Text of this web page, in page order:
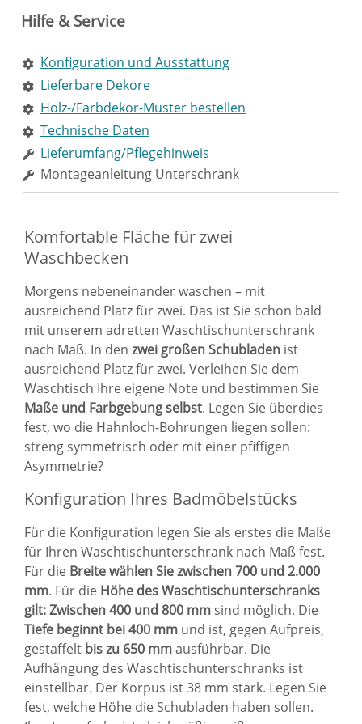
Komfortable Fläche für zwei
Waschbecken
Morgens nebeneinander waschen – mit
ausreichend Platz für zwei. Das ist Sie schon bald
mit unserem adretten Waschtischunterschrank
nach Maß. In den zwei großen Schubladen ist
ausreichend Platz für zwei. Verleihen Sie dem
Waschtisch Ihre eigene Note und bestimmen Sie
Maße und Farbgebung selbst. Legen Sie überdies
fest, wo die Hahnloch-Bohrungen liegen sollen:
streng symmetrisch oder mit einer pfiffigen
Asymmetrie?
Konfiguration Ihres Badmöbelstücks
Für die Konfiguration legen Sie als erstes die Maße
für Ihren Waschtischunterschrank nach Maß fest.
Für die Breite wählen Sie zwischen 700 und 2.000
mm. Für die Höhe des Waschtischunterschranks
gilt: Zwischen 400 und 800 mm sind möglich. Die
Tiefe beginnt bei 400 mm und ist, gegen Aufpreis,
gestaffelt bis zu 650 mmausführbar. Die
Aufhängung des Waschtischunterschranks ist
einstellbar. Der Korpus ist 38 mm stark. Legen Sie
fest, welche Höhe die Schubladen haben sollen.
Hilfe & Service
Konfiguration und Ausstattung
Lieferbare Dekore
Holz-/Farbdekor-Muster bestellen
Technische Daten
Lieferumfang/Pflegehinweis
Montageanleitung Unterschrank